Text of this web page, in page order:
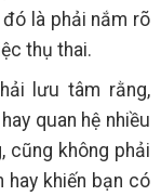
là phải nắm rõ
thụ thai.
lưu tâm rằng,
quan hệ nhiều
cũng không phải
hay khiến bạn có